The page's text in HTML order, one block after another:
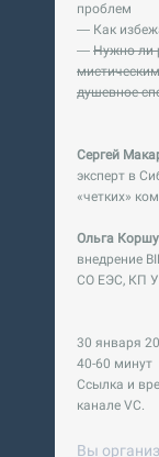
проблем
— Как
— Нужно ли
душевное
Сергей
эксперт в
«четких»
Ольга
внедрение
СО ЕЭС, КП
30 января
40-60 минут
Ссылка и
канале VC.
Вы